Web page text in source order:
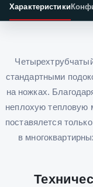
Характеристики
стандартными
на ножках.
неплохую тепловую
поставялется
в